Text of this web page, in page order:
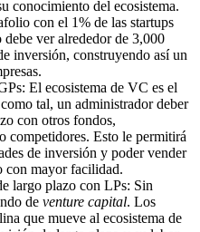
conocimiento del ecosistema.
con el 1% de las startups
debe ver alrededor de 3,000
inversión, construyendo así un
El ecosistema de VC es el
tal, un administrador deber
con otros fondos,
competidores. Esto le permitirá
de inversión y poder vender
con mayor facilidad.
largo plazo con LPs: Sin
de venture capital. Los
que mueve al ecosistema de